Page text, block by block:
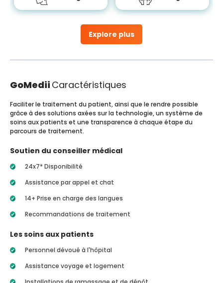
Explore plus
GoMedii Caractéristiques
Faciliter le traitement du patient, ainsi que le rendre possible
grâce à des solutions axées sur la technologie, un système de
soins aux patients et une transparence à chaque étape du
parcours de traitement.
Soutien du conseiller médical
24x7* Disponibilité
Assistance par appel et chat
14+ Prise en charge des langues
Recommandations de traitement
Les soins aux patients
Personnel dévoué à l'hôpital
Assistance voyage et logement